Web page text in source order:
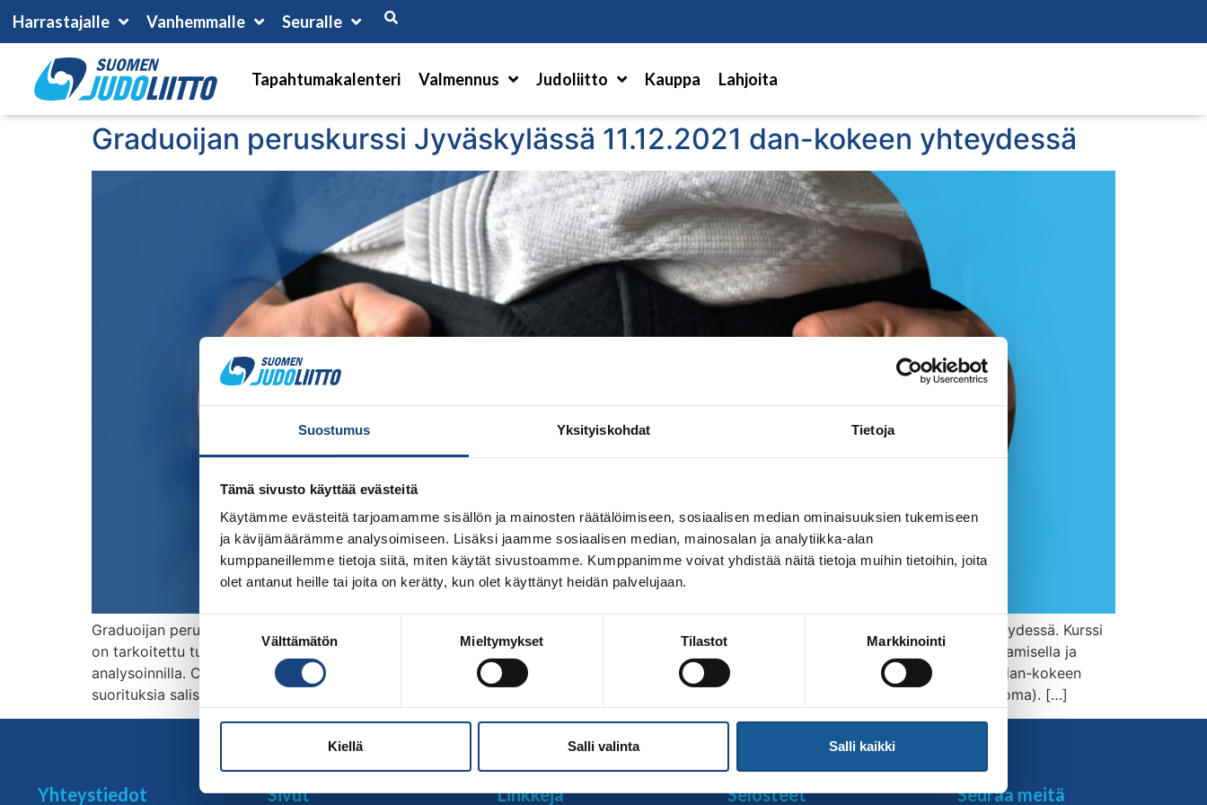
Suostumus Yksityiskohdat Tietoja
Tämä sivusto käyttää evästeitä
Käytämme evästeitä tarjoamamme sisällön ja mainosten räätälöimiseen, sosiaalisen median ominaisuuksien tukemiseen
ja kävijämäärämme analysoimiseen. Lisäksi jaamme sosiaalisen median, mainosalan ja analytiikka-alan
kumppaneillemme tietoja siitä, miten käytät sivustoamme. Kumppanimme voivat yhdistää näitä tietoja muihin tietoihin, joita
olet antanut heille tai joita on kerätty, kun olet käyttänyt heidän palvelujaan.
Suostumuksen
Välttämätön Mieltymykset Tilastot Markkinointi
Kiellä Salli valinta Salli kaikki
Harrastajalle Vanhemmalle Seuralle
Tapahtumakalenteri Valmennus Judoliitto Kauppa Lahjoita
Graduoijan peruskurssi Jyväskylässä 11.12.2021 dan-kokeen yhteydessä
Graduoijan peruskurssi Jyväskylässä 11.12.2021 Suomen Judoliiton Vyökoekomissio järjestää graduoijan peruskurssin dan-kokeen yhteydessä. Kurssi
on tarkoitettu tuleville ja nykyisille seuragraduoijille, vyöarvovaatimus vähintään 2. Kyu. Koulutus alkaa klo 11.00 liittograduoinnin seuraamisella ja
analysoinnilla. Covid-19 vuoksi noudatetaan aiemmista koulutuksista poikkeavia erityisjärjestelyjä: Graduointikoulutettavat seuraavat dan-kokeen
suorituksia salissa tatamin laidalla. Huomioidaan koulutettavien turvaetäisyydet. Tilaan tultaessa kasvoille on asetettava kasvomaski (oma). […]
Yhteystiedot Sivut Linkkejä Selosteet Seuraa meitä